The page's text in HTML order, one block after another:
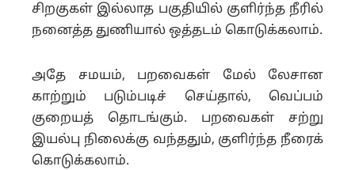
சிறகுகள் இல்லாத பகுதியில் குளிர்ந்த நீரில்
நனைத்த துணியால் ஒத்தடம் கொடுக்கலாம்.
அதே சமயம், பறவைகள் மேல் லேசான
காற்றும் படும்படிச் செய்தால், வெப்பம்
குறையத் தொடங்கும். பறவைகள் சற்று
இயல்பு நிலைக்கு வந்ததும், குளிர்ந்த நீரைக்
கொடுக்கலாம்.